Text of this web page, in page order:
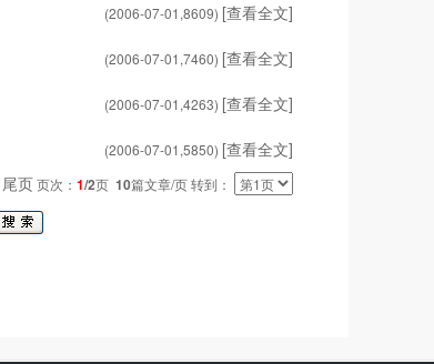
(2006-07-01,8609) [查看全文]
(2006-07-01,7460) [查看全文]
(2006-07-01,4263) [查看全文]
(2006-07-01,5850) [查看全文]
尾页页次： 1/2页 10篇文章/页 转到：